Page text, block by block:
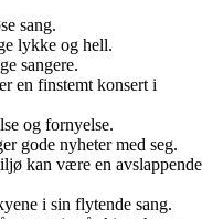
sang.
lykke og hell.
sangere.
en finstemt konsert i
og fornyelse.
gode nyheter med seg.
kan være en avslappende
i sin flytende sang.